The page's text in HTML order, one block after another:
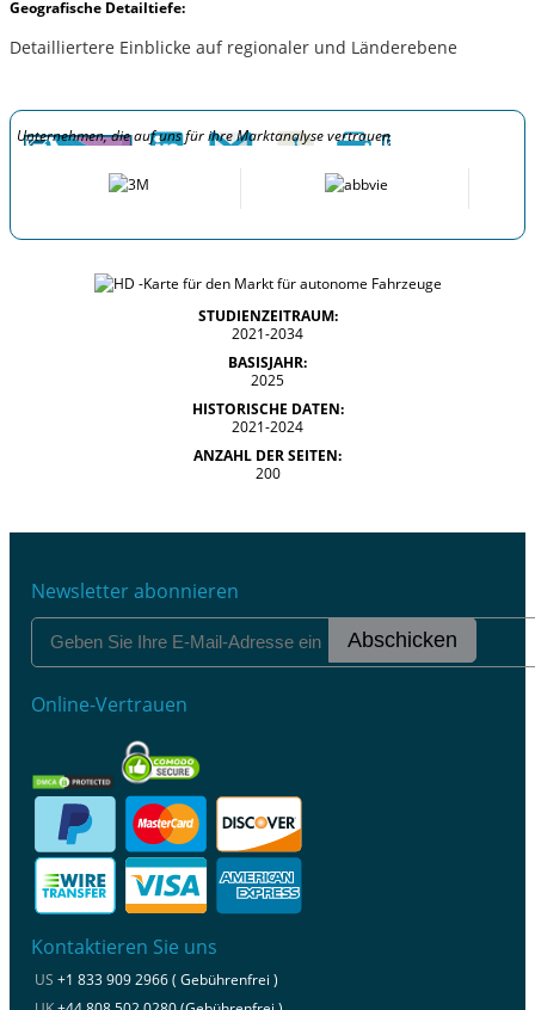
Geografische Detailtiefe:
Detailliertere Einblicke auf regionaler und Länderebene
Unternehmen, die auf uns für ihre Marktanalyse vertrauen
STUDIENZEITRAUM:
2021-2034
BASISJAHR:
2025
HISTORISCHE DATEN:
2021-2024
ANZAHL DER SEITEN:
200
Newsletter abonnieren
Abschicken
Online-Vertrauen
Kontaktieren Sie uns
US +1 833 909 2966 ( Gebührenfrei )